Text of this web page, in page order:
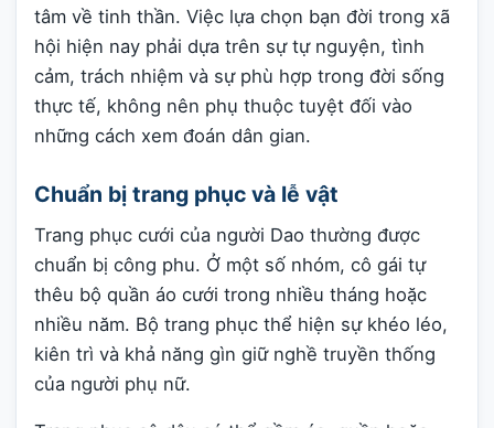
tâm về tinh thần. Việc lựa chọn bạn đời trong xã
hội hiện nay phải dựa trên sự tự nguyện, tình
cảm, trách nhiệm và sự phù hợp trong đời sống
thực tế, không nên phụ thuộc tuyệt đối vào
những cách xem đoán dân gian.
Chuẩn bị trang phục và lễ vật
Trang phục cưới của người Dao thường được
chuẩn bị công phu. Ở một số nhóm, cô gái tự
thêu bộ quần áo cưới trong nhiều tháng hoặc
nhiều năm. Bộ trang phục thể hiện sự khéo léo,
kiên trì và khả năng gìn giữ nghề truyền thống
của người phụ nữ.